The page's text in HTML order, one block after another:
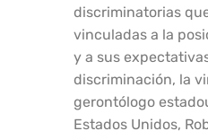
discriminatorias
vinculadas a la
y a sus
discriminación, la
gerontólogo
Estados Unidos,